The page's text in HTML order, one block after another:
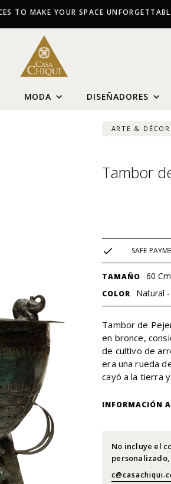
TO MAKE YOUR SPACE
MODA DISEÑADORES
ARTE & DÉCOR
Tambor
SAFE
TAMAÑO 60
COLOR Natural
Tambor de
en bronce,
de cultivo de
era una rueda
cayó a la tierra
INFORMACIÓN
No incluye el